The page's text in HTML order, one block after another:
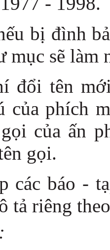
bị đình
mục sẽ làm
đổi tên
của phích
của ấn
gọi.
các báo -
tả riêng